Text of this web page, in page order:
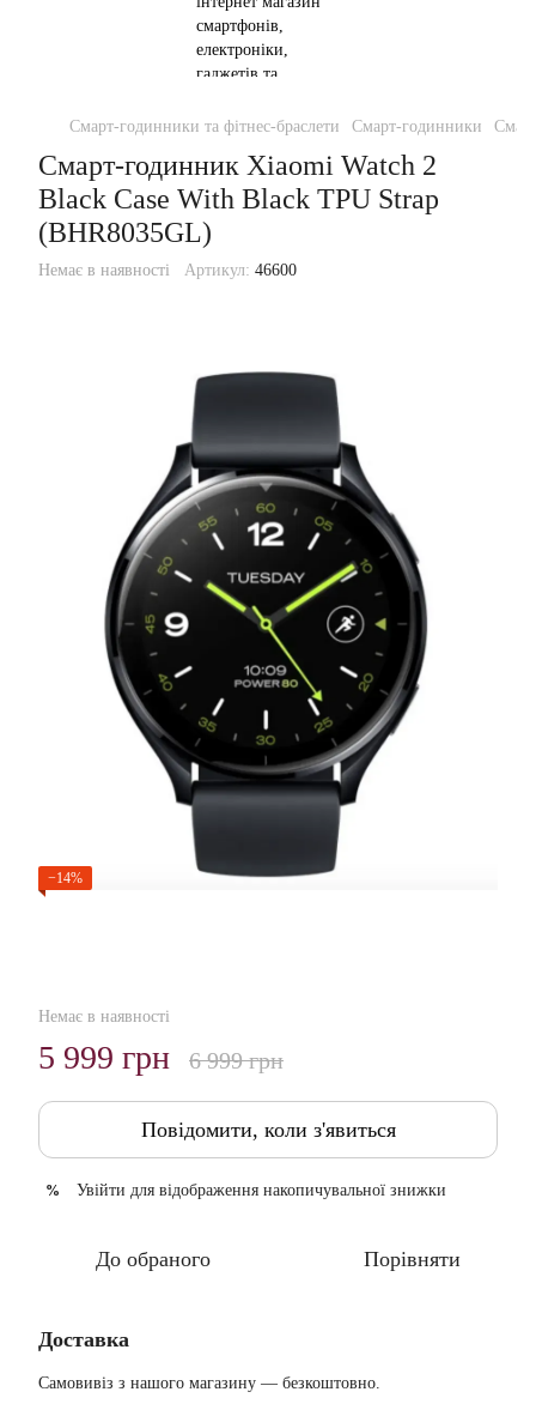
Смарт-годинники та фітнес-браслети Смарт-годинники
Смарт-годинник Xiaomi Watch 2
Black Case With Black TPU Strap
(BHR8035GL)
Немає в наявності Артикул: 46600
−14%
Немає в наявності
5 999 грн 6 999 грн
Повідомити, коли з'явиться
% Увійти для відображення накопичувальної знижки
До обраного Порівняти
Доставка
Самовивіз з нашого магазину — безкоштовно.